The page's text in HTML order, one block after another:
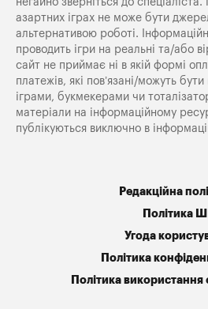
азартних іграх не може бути
альтернативою роботі.
проводить ігри на реальні та/або
сайт не приймає ні в якій формі
платежів, які пов’язані/можуть
іграми, букмекерами чи
матеріали на інформаційному
публікуються виключно в
Редакційна
Політика ШІ
Угода
Політика
Політика використання